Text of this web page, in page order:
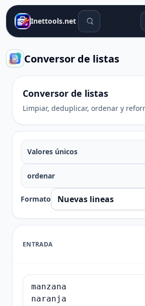
Inettools.net Herramientas de
Conversor de listas
Conversor de listas
Limpiar, deduplicar, ordenar y
Valores únicos
ordenar
Formato
ENTRADA